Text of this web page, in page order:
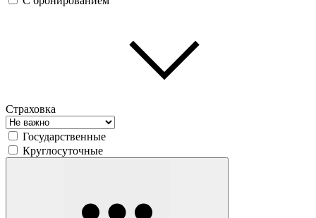
Страховка
Государственные
Круглосуточные